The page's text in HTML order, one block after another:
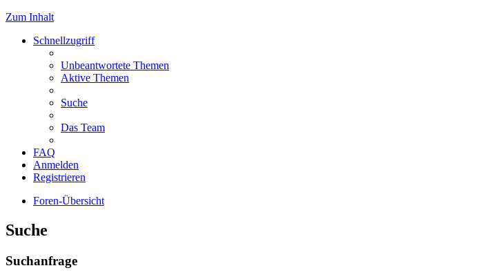
Zum Inhalt
Schnellzugriff
Unbeantwortete Themen
Aktive Themen
Suche
Das Team
FAQ
Anmelden
Registrieren
Foren-Übersicht
Suche
Suchanfrage